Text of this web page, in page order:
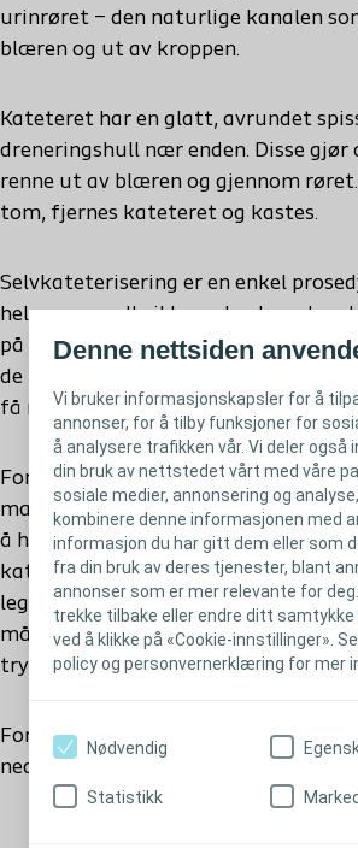
Denne nettsiden
Vi bruker informasjonskapsler for å
annonser, for å tilby funksjoner for
å analysere trafikken vår. Vi deler også
din bruk av nettstedet vårt med våre
sosiale medier, annonsering og
kombinere denne informasjonen med
informasjon du har gitt dem eller som
fra din bruk av deres tjenester, blant
annonser som er mer relevante for
trekke tilbake eller endre ditt
ved å klikke på «Cookie-innstillinger».
policy og personvernerklæring for mer
Nødvendig
Statistikk
urinrøret – den naturlige kanalen
blæren og ut av kroppen.
Kateteret har en glatt, avrundet
dreneringshull nær enden. Disse gjør
renne ut av blæren og gjennom
tom, fjernes kateteret og kastes.
Selvkateterisering er en enkel
helsepersonell vil lære deg hvordan
på en trygg og komfortabel måte.
de fleste gjennomføre
få minutter.
For personer som lever med
mange med MS, kan
å håndtere blæretømming mer
kateteret kun benyttes ved behov
legger selvkateterisering til rette for
måte å tømme blæren på, samtidig
trygghet og selvstendighet i
For å lære mer om
nedenfor.